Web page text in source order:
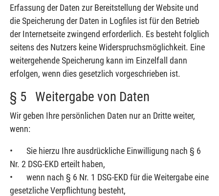
Erfassung der Daten zur Bereitstellung der Website und
die Speicherung der Daten in Logfiles ist für den Betrieb
der Internetseite zwingend erforderlich. Es besteht folglich
seitens des Nutzers keine Widerspruchsmöglichkeit. Eine
weitergehende Speicherung kann im Einzelfall dann
erfolgen, wenn dies gesetzlich vorgeschrieben ist.
§ 5 Weitergabe von Daten
Wir geben Ihre persönlichen Daten nur an Dritte weiter,
wenn:
• Sie hierzu Ihre ausdrückliche Einwilligung nach § 6
Nr. 2 DSG-EKD erteilt haben,
• wenn nach § 6 Nr. 1 DSG-EKD für die Weitergabe eine
gesetzliche Verpflichtung besteht,